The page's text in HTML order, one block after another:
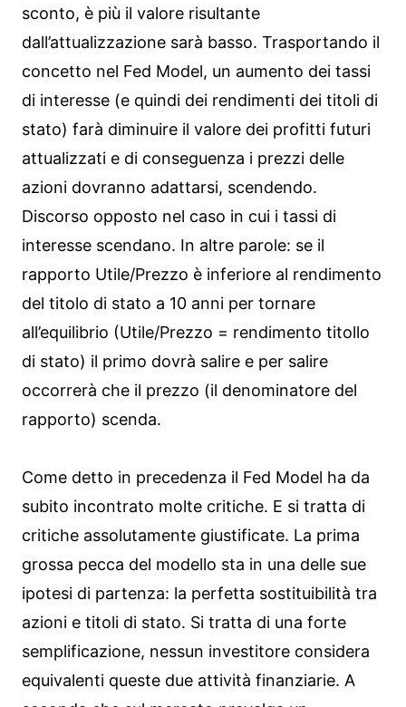
sconto, è più il valore risultante
dall’attualizzazione sarà basso. Trasportando il
concetto nel Fed Model, un aumento dei tassi
di interesse (e quindi dei rendimenti dei titoli di
stato) farà diminuire il valore dei profitti futuri
attualizzati e di conseguenza i prezzi delle
azioni dovranno adattarsi, scendendo.
Discorso opposto nel caso in cui i tassi di
interesse scendano. In altre parole: se il
rapporto Utile/Prezzo è inferiore al rendimento
del titolo di stato a 10 anni per tornare
all’equilibrio (Utile/Prezzo = rendimento titollo
di stato) il primo dovrà salire e per salire
occorrerà che il prezzo (il denominatore del
rapporto) scenda.
Come detto in precedenza il Fed Model ha da
subito incontrato molte critiche. E si tratta di
critiche assolutamente giustificate. La prima
grossa pecca del modello sta in una delle sue
ipotesi di partenza: la perfetta sostituibilità tra
azioni e titoli di stato. Si tratta di una forte
semplificazione, nessun investitore considera
equivalenti queste due attività finanziarie. A